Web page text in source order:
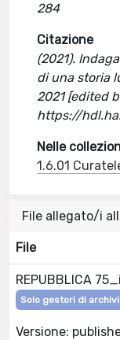
284
Citazione
(2021).
di una storia
2021 [edited
https://
Nelle
1.6.01
File allegato/i
File
REPUBBLICA
Solo gestori di
Versione: